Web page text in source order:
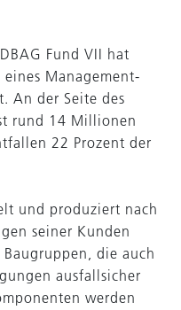
Fund VII hat
Management-
An der Seite des
rund 14 Millionen
22 Prozent der
und produziert nach
seiner Kunden
die auch
ausfallsicher
werden